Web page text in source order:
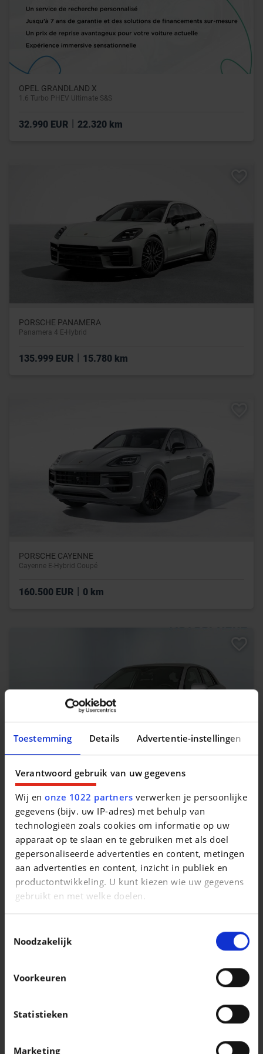
Toestemming Details Advertentie-instellingen
Verantwoord gebruik van uw gegevens
Wij enonze 1022 partners verwerken je persoonlijke
gegevens (bijv. uw IP-adres) met behulp van
technologieën zoals cookies om informatie op uw
apparaat op te slaan en te gebruiken met als doel
gepersonaliseerde advertenties en content, metingen
aan advertenties en content, inzicht in publiek en
productontwikkeling. U kunt kiezen wie uw gegevens
gebruikt en met welke doelen.
Informatie verzamelen over uw geografische
locatie, die tot een paar meter nauwkeurig kan zijn
Uw apparaat identificeren door het actief te
scannen op specifieke eigenschappen
Lees meer over hoe uw persoonlijke gegevens worden
detailgedeelte
in. U kunt uw toestemming op elk moment wijzigen of
Noodzakelijk
Voorkeuren
Statistieken
Marketing
OPEL GRANDLAND X
1.6 Turbo PHEV Ultimate S&S
32.990 EUR 22.320 km
PORSCHE PANAMERA
Panamera 4 E-Hybrid
135.999 EUR | 15.780 km
PORSCHE CAYENNE
Cayenne E-Hybrid Coupé
160.500 EUR 0 km
Q2 35 TFSI Business Edition Advanced S tronic
22.990 EUR| 70.428 km